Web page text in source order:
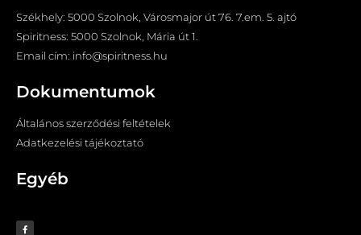
Székhely: 5000 Szolnok, Városmajor út 76. 7.em. 5. ajtó
Spiritness: 5000 Szolnok, Mária út 1.
Email cím: info@spiritness.hu
Dokumentumok
Általános szerződési feltételek
Adatkezelési tájékoztató
Egyéb